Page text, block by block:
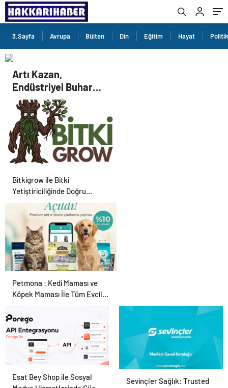
3.Sayfa Avrupa Bülten Din Eğitim Hayat
Artı Kazan,
Endüstriyel Buhar
Kazanı Çözümleriyle
Üretim Tesislerine
Verimli Sistemler
Sunuyor
Bitkigrow ile Bitki
Yetiştiriciliğinde Doğru
Ekipman ve Ürün Seçimi
Petmona : Kedi Maması ve
Köpek Maması İle Tüm Evcil
Porego ile Kargo
Sevinçler Sağlık: Trusted
Esat Bey Shop ile Sosyal